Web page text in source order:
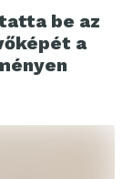
be az
a